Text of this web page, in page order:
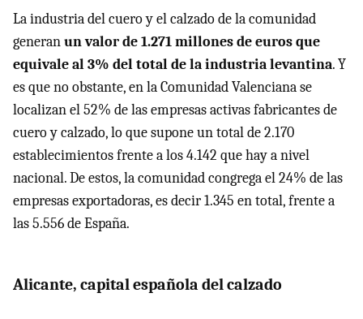
La industria del cuero y el calzado de la comunidad
generanun valor de 1.271 millones de euros que
equivale al 3% del total de la industria levantina. Y
es que no obstante, en la Comunidad Valenciana se
localizan el 52% de las empresas activas fabricantes de
cuero y calzado, lo que supone un total de 2.170
establecimientos frente a los 4.142 que hay a nivel
nacional. De estos, la comunidad congrega el 24% de las
empresas exportadoras, es decir 1.345 en total, frente a
las 5.556 de España.
Alicante, capital española del calzado